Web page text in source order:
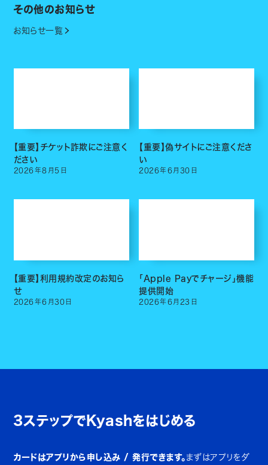
その他のお知らせ
お知らせ一覧
【重要】チケット詐欺にご注意く
ださい
2026年8 月 5 日
【重要】偽サイトにご注意くださ
い
2026年6月 30 日
【重要】利用規約改定のお知ら
せ
2026年6 月 30 日
「Apple Payでチャージ」機能
提供開始
2026年6 月 23 日
3ステップでKyashをはじめる
カードはアプリから申し込み / 発行できます。 まずはアプリをダ